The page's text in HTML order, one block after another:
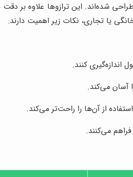
شده‌اند. این ترازوها علاوه بر
یا تجاری، نکات زیر اهمیت دارند:
اندازه‌گیری کنند.
آسان می‌کند.
از آن‌ها را راحت‌تر می‌کند.
می‌کنند.